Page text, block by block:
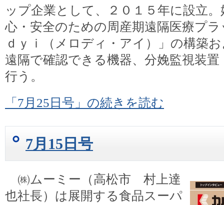
ップ企業として、２０１５年に設立
心・安全のための周産期遠隔医療プ
ｄｙｉ（メロディ・アイ）」の構築
遠隔で確認できる機器、分娩監視装
行う。
「7月25日号」の続きを読む
7月15日号
㈱ムーミー（高松市 村上達
也社長）は展開する食品スーパ